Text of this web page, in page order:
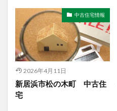
中古住宅情報
2026年4月11日
新居浜市松の木町 中古住
宅